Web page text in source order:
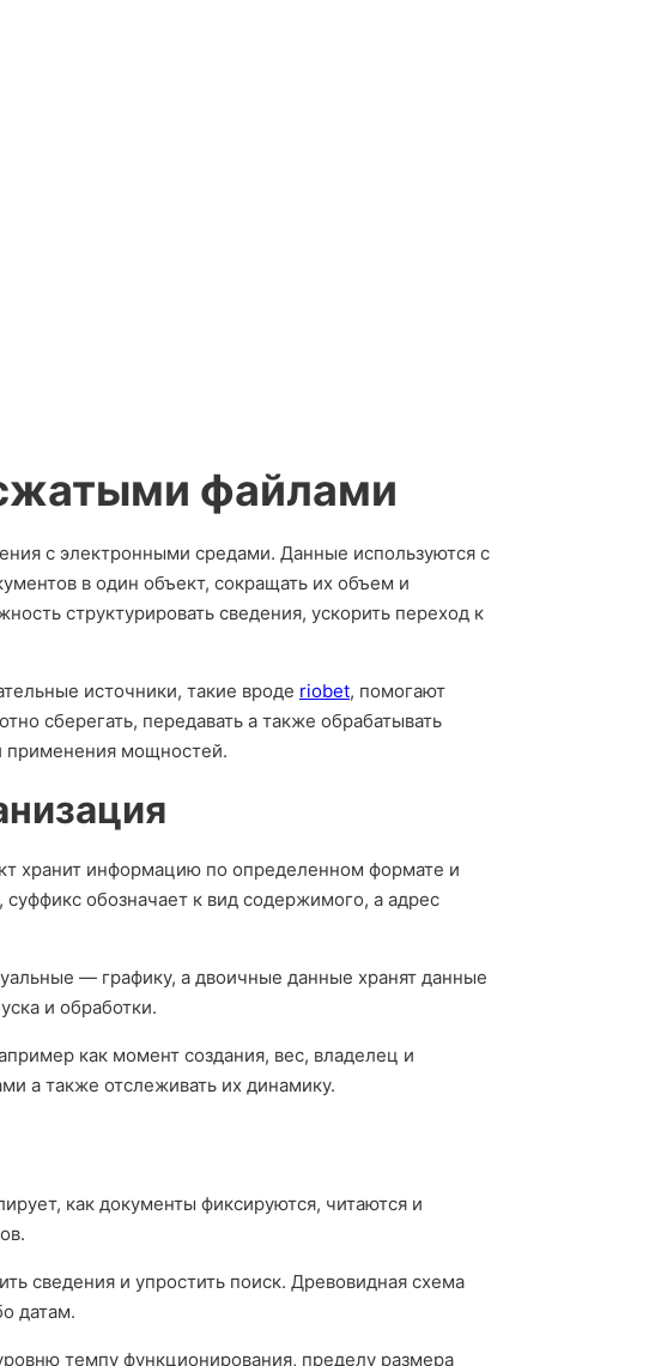
файлами
с электронными средами. Данные используются с
в один объект, сокращать их объем и
структурировать сведения, ускорить переход к
источники, такие вроде riobet, помогают
сберегать, передавать а также обрабатывать
применения мощностей.
хранит информацию по определенном формате и
обозначает к вид содержимого, а адрес
— графику, а двоичные данные хранят данные
и обработки.
как момент создания, вес, владелец и
а также отслеживать их динамику.
как документы фиксируются, читаются и
сведения и упростить поиск. Древовидная схема
датам.
темпу функционирования, пределу размера